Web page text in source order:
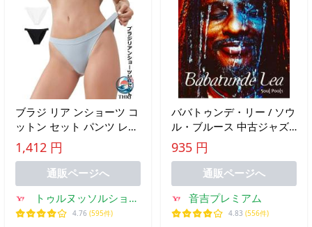
ブラジ リア ンショーツ コ
ットン セット パンツ レデ
ィース ユニセックスショ
ーツ ビキニ ハイレグ メン
ズ ビキニシ おしゃれ 快適
きれいめ デイリー
1,412 円
通販ページへ
トゥルヌッソルショッ
プ
4.76 (595件)
ババトゥンデ・リー / ソウ
ル・ブルース 中古ジャズ
CD
935 円
通販ページへ
音吉プレミアム
4.83 (556件)